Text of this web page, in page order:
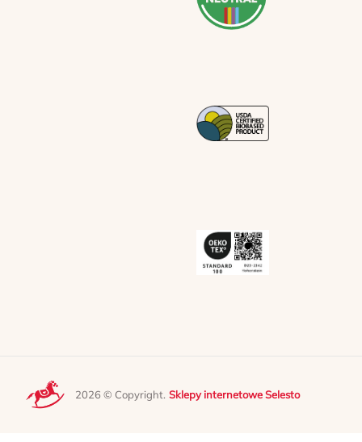
2026 © Copyright. Sklepy internetowe Selesto